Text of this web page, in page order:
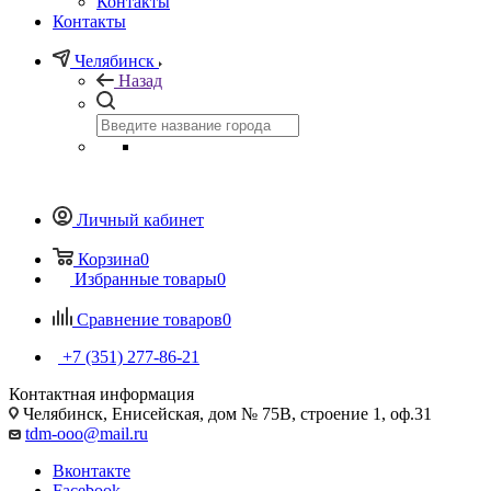
Контакты
Челябинск
Назад
Личный кабинет
Корзина0
Избранные товары0
Сравнение товаров0
+7 (351) 277-86-21
Контактная информация
Челябинск, Енисейская, дом № 75В, строение 1, оф.31
tdm-ooo@mail.ru
Вконтакте